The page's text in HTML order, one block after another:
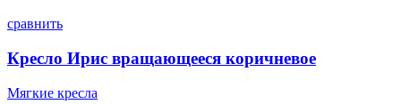
сравнить
Кресло Ирис вращающееся коричневое
Мягкие кресла